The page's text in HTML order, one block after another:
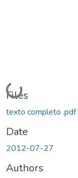
Loading...
Files
texto completo .pdf
Date
2012-07-27
Authors